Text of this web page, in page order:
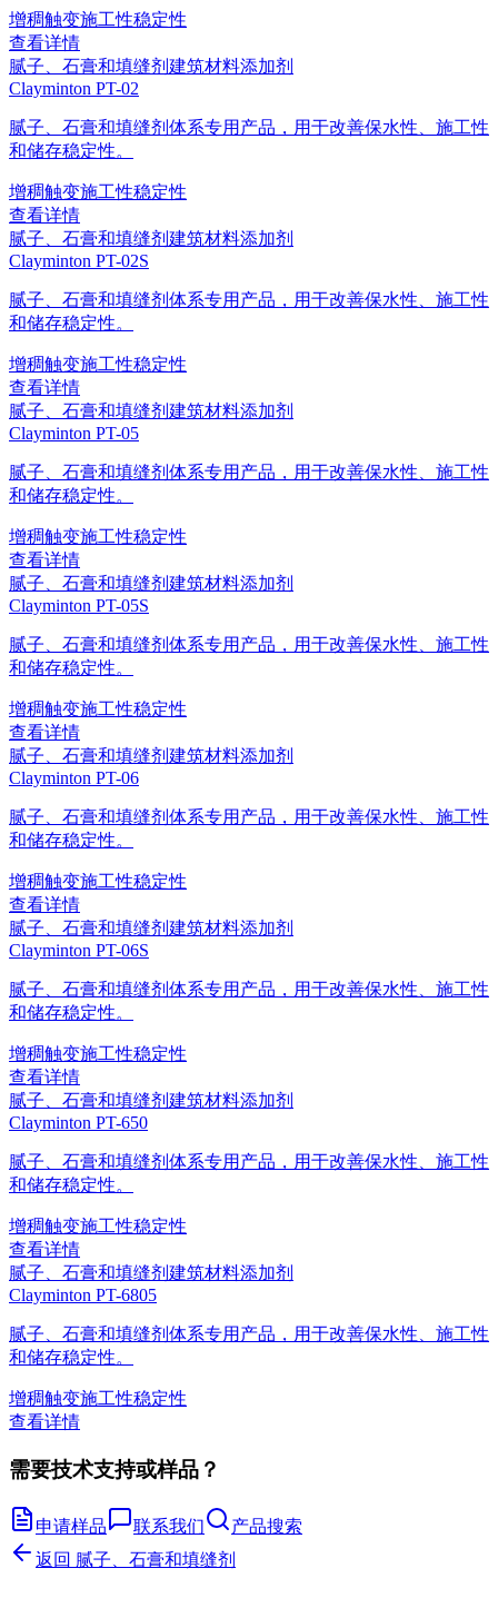
增稠触变施工性稳定性
查看详情
腻子、石膏和填缝剂 建筑材料添加剂
Clayminton PT-02
腻子、石膏和填缝剂体系专用产品，用于改善保水性、施工性
和储存稳定性。
增稠触变施工性稳定性
查看详情
腻子、石膏和填缝剂 建筑材料添加剂
Clayminton PT-02S
腻子、石膏和填缝剂体系专用产品，用于改善保水性、施工性
和储存稳定性。
增稠触变施工性稳定性
查看详情
腻子、石膏和填缝剂 建筑材料添加剂
Clayminton PT-05
腻子、石膏和填缝剂体系专用产品，用于改善保水性、施工性
和储存稳定性。
增稠触变施工性稳定性
查看详情
腻子、石膏和填缝剂 建筑材料添加剂
Clayminton PT-05S
腻子、石膏和填缝剂体系专用产品，用于改善保水性、施工性
和储存稳定性。
增稠触变施工性稳定性
查看详情
腻子、石膏和填缝剂 建筑材料添加剂
Clayminton PT-06
腻子、石膏和填缝剂体系专用产品，用于改善保水性、施工性
和储存稳定性。
增稠触变施工性稳定性
查看详情
腻子、石膏和填缝剂 建筑材料添加剂
Clayminton PT-06S
腻子、石膏和填缝剂体系专用产品，用于改善保水性、施工性
和储存稳定性。
增稠触变施工性稳定性
查看详情
腻子、石膏和填缝剂 建筑材料添加剂
Clayminton PT-650
腻子、石膏和填缝剂体系专用产品，用于改善保水性、施工性
和储存稳定性。
增稠触变施工性稳定性
查看详情
腻子、石膏和填缝剂 建筑材料添加剂
Clayminton PT-6805
腻子、石膏和填缝剂体系专用产品，用于改善保水性、施工性
和储存稳定性。
增稠触变施工性稳定性
查看详情
需要技术支持或样品？
申请样品 联系我们
产品搜索
返回 腻子、石膏和填缝剂